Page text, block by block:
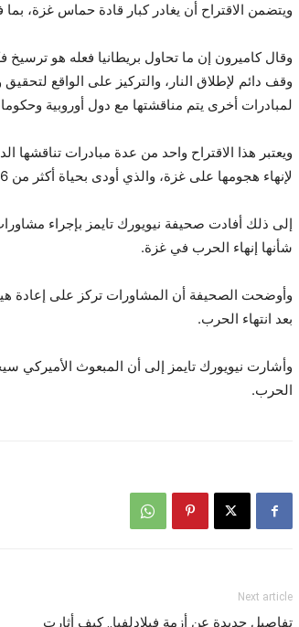
ويتضمن الاقتراح أن يغادر كبار قادة حماس غزة،
وقال كاميرون إن ما تحاول بريطانيا فعله هو ترسيخ
وقف دائم لإطلاق النار، والتركيز على الواقع
لمبادرات أخرى يتم مناقشتها مع دول أوروبية
ويعتبر هذا الاقتراح واحد من عدة مبادرات تناقشها
لإنهاء هجومها على غزة، والذي أودى بحياة أكثر من 26 ألف شخص حتى الآن.
إلى ذلك أفادت صحيفة نيويورك تايمز بإجراء
شأنها إنهاء الحرب في غزة.
وأوضحت الصحيفة أن المشاورات تركز على إعادة
بعد انتهاء الحرب.
وأشارت نيويورك تايمز إلى أن المبعوث الأميركي
الحرب.
Next article
تفاصيل جديدة عن أزمة فيلادلفيا.. كيف أثارت